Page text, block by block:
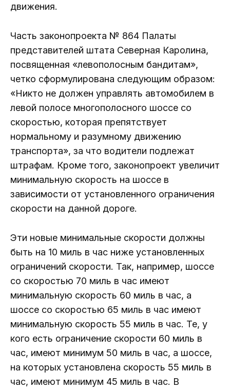
движения.
Часть законопроекта № 864 Палаты
представителей штата Северная Каролина,
посвященная «левополосным бандитам»,
четко сформулирована следующим образом:
«Никто не должен управлять автомобилем в
левой полосе многополосного шоссе со
скоростью, которая препятствует
нормальному и разумному движению
транспорта», за что водители подлежат
штрафам. Кроме того, законопроект увеличит
минимальную скорость на шоссе в
зависимости от установленного ограничения
скорости на данной дороге.
Эти новые минимальные скорости должны
быть на 10 миль в час ниже установленных
ограничений скорости. Так, например, шоссе
со скоростью 70 миль в час имеют
минимальную скорость 60 миль в час, а
шоссе со скоростью 65 миль в час имеют
минимальную скорость 55 миль в час. Те, у
кого есть ограничение скорости 60 миль в
час, имеют минимум 50 миль в час, а шоссе,
на которых установлена ​​скорость 55 миль в
час, имеют минимум 45 миль в час. В